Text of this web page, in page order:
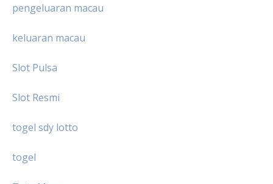
pengeluaran macau
keluaran macau
Slot Pulsa
Slot Resmi
togel sdy lotto
togel